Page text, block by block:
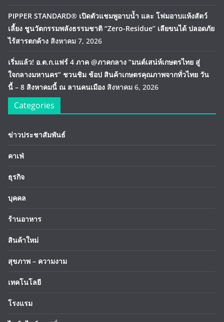
PIPPER STANDARD® เปิดตัวแชมพูอาบน้ำ และ โฟมอาบแห้งสัตว์
เลี้ยง ชูนวัตกรรมพลังธรรมชาติ “Zero-Residue” เลียขนได้ ปลอดภัย
ไร้สารตกค้าง สิงหาคม 7, 2026
เริ่มแล้ว! อ.ต.ก.แฟร์ 4 ภาค @ภาคกลาง “มนต์เสน่ห์เกษตรไทย สู่
ใจกลางมหานคร” ชวนชิม ช้อป สินค้าเกษตรคุณภาพจากทั่วไทย วัน
นี้ – 8 สิงหาคมนี้ ณ ลานคนเมือง สิงหาคม 6, 2026
Categories
ข่าวประชาสัมพันธ์
คาเฟ่
ธุรกิจ
บุคคล
ร้านอาหาร
สินค้าใหม่
สุขภาพ – ความงาม
เทคโนโลยี
โรงแรม